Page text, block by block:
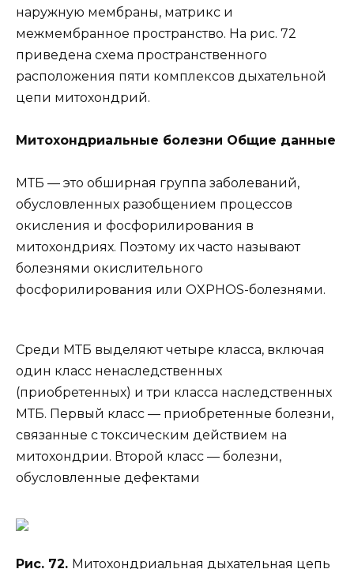
наружную мембраны, матрикс и
межмембранное пространство. На рис. 72
приведена схема пространственного
расположения пяти комплексов дыхательной
цепи митохондрий.
Митохондриальные болезни Общие данные
МТБ — это обширная группа заболеваний,
обусловленных разобщением процессов
окисления и фосфорилирования в
митохондриях. Поэтому их часто называют
болезнями окислительного
фосфорилирования или OXPHOS-болезнями.
Среди МТБ выделяют четыре класса, включая
один класс ненаследственных
(приобретенных) и три класса наследственных
МТБ. Первый класс — приобретенные болезни,
связанные с токсическим действием на
митохондрии. Второй класс — болезни,
обусловленные дефектами
Рис. 72. Митохондриальная дыхательная цепь